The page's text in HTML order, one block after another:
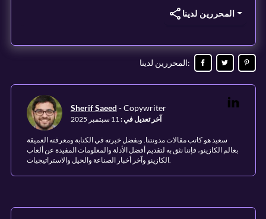
المحررين لدينا
المحررين لدينا:
Sherif Saeed -Copywriter
آخر تعديل في:11 سبتمبر 2025
سعيد هو كاتب مقالات مدونتنا. وبفضل خبرته في الكتابة ومعرفته العميقة
بعالم الكازينو، فإننا نثق به لتقديم أفضل الأدلة والمعلومات المفيدة عن ألعاب
الكازينو وآخر أخبار الصناعة والحيل والاستراتيجيات.